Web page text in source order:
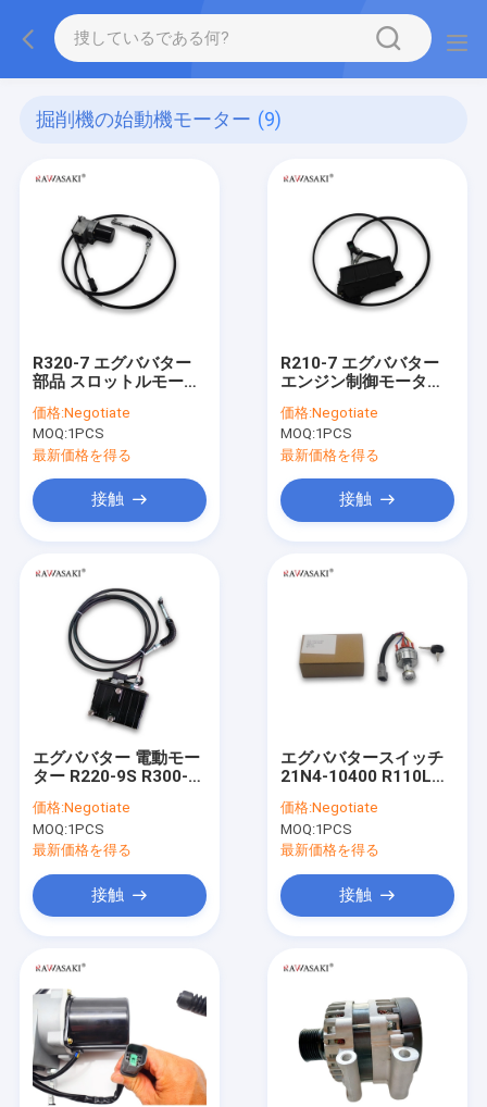
掘削機の始動機モーター (9)
R320-7 エグババター
部品 スロットルモータ
価格:Negotiate
MOQ:1PCS
最新価格を得る
接触
R210-7 エグババター
エンジン制御モーター
21EN-32260
価格:Negotiate
MOQ:1PCS
最新価格を得る
接触
エグババター 電動モー
ター R220-9S R300-9
21EN-32340
価格:Negotiate
MOQ:1PCS
最新価格を得る
接触
エグババタースイッチ
21N4-10400 R110LC-
7
価格:Negotiate
MOQ:1PCS
最新価格を得る
接触